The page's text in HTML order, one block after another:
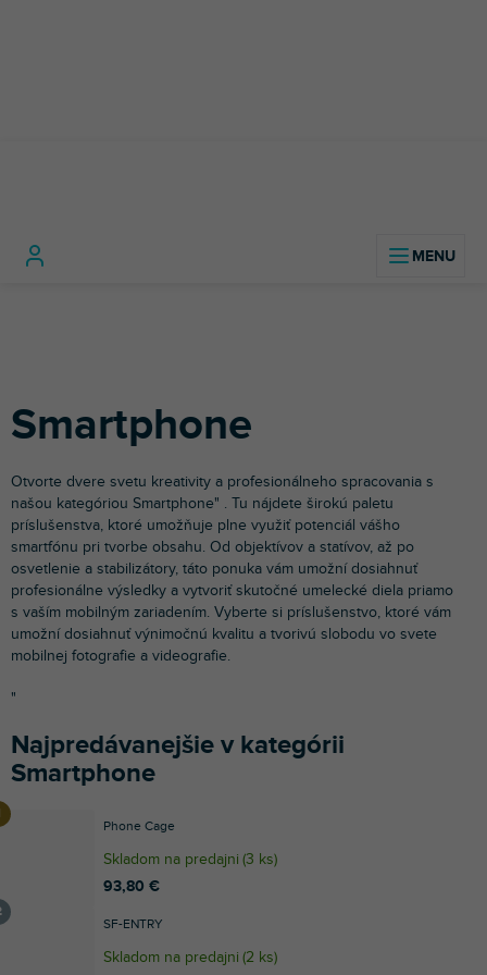
Smartphone
Otvorte dvere svetu kreativity a profesionálneho spracovania s
našou kategóriou Smartphone" . Tu nájdete širokú paletu
príslušenstva, ktoré umožňuje plne využiť potenciál vášho
smartfónu pri tvorbe obsahu. Od objektívov a statívov, až po
osvetlenie a stabilizátory, táto ponuka vám umožní dosiahnuť
profesionálne výsledky a vytvoriť skutočné umelecké diela priamo
s vaším mobilným zariadením. Vyberte si príslušenstvo, ktoré vám
umožní dosiahnuť výnimočnú kvalitu a tvorivú slobodu vo svete
mobilnej fotografie a videografie.
"
Najpredávanejšie v kategórii
Smartphone
Phone Cage
Skladom na predajni (3 ks)
93,80 €
SF-ENTRY
Skladom na predajni (2 ks)